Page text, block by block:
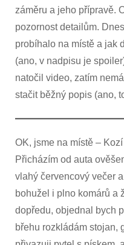
záměru a jeho přípravě.
pozornost detailům.
probíhalo na místě a jak
(ano, v nadpisu je
natočil video, zatím
stačit běžný popis (ano,
OK, jsme na místě –
Přicházím od auta
vlahý červencový večer
bohužel i plno komárů a
dopředu, objednal bych
břehu rozkládám stojan,